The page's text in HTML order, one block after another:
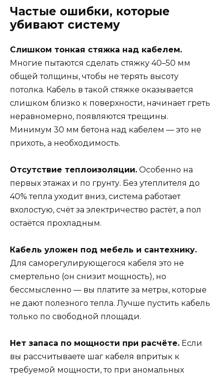
Частые ошибки, которые
убивают систему
Слишком тонкая стяжка над кабелем.
Многие пытаются сделать стяжку 40–50 мм
общей толщины, чтобы не терять высоту
потолка. Кабель в такой стяжке оказывается
слишком близко к поверхности, начинает греть
неравномерно, появляются трещины.
Минимум 30 мм бетона над кабелем — это не
прихоть, а необходимость.
Отсутствие теплоизоляции. Особенно на
первых этажах и по грунту. Без утеплителя до
40% тепла уходит вниз, система работает
вхолостую, счёт за электричество растёт, а пол
остаётся прохладным.
Кабель уложен под мебель и сантехнику.
Для саморегулирующегося кабеля это не
смертельно (он снизит мощность), но
бессмысленно — вы платите за метры, которые
не дают полезного тепла. Лучше пустить кабель
только по свободной площади.
Нет запаса по мощности при расчёте. Если
вы рассчитываете шаг кабеля впритык к
требуемой мощности, то при аномальных